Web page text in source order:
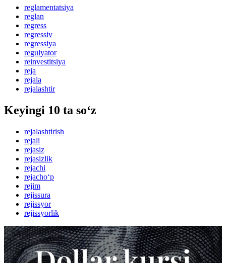
reglamentatsiya
reglan
regress
regressiv
regressiya
regulyator
reinvestitsiya
reja
rejala
rejalashtir
Keyingi 10 ta so‘z
rejalashtirish
rejali
rejasiz
rejasizlik
rejachi
rejacho‘p
rejim
rejissura
rejissyor
rejissyorlik